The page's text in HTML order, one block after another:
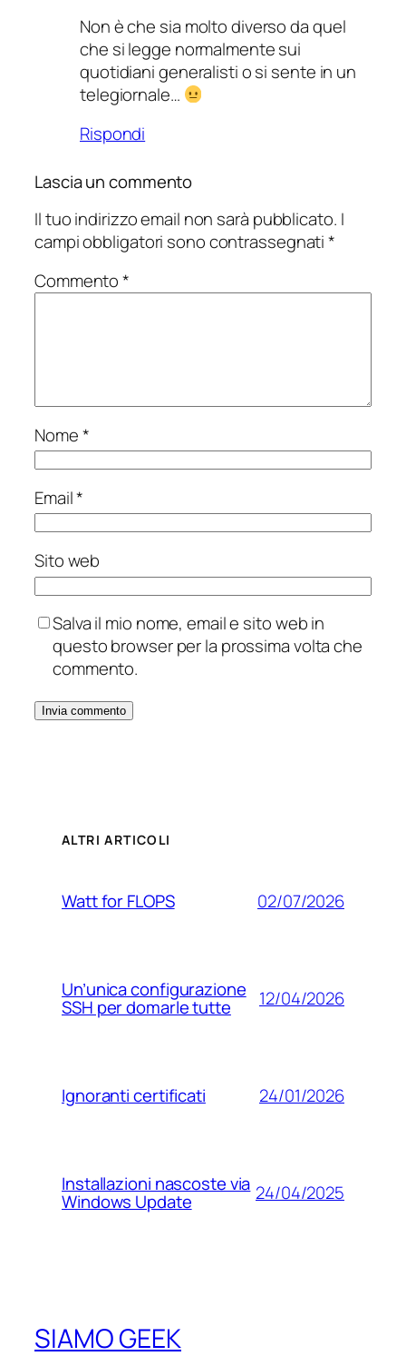
Non è che sia molto diverso da quel
che si legge normalmente sui
quotidiani generalisti o si sente in un
telegiornale…
Rispondi
Lascia un commento
Il tuo indirizzo email non sarà pubblicato. I
campi obbligatori sono contrassegnati*
Commento*
Nome*
Email*
Sito web
Salva il mio nome, email e sito web in
questo browser per la prossima volta che
commento.
ALTRI ARTICOLI
Watt for FLOPS 02/07/2026
Un’unica configurazione
SSH per domarle tutte 12/04/2026
Ignoranti certificati 24/01/2026
Installazioni nascoste via
Windows Update 24/04/2025
SIAMO GEEK